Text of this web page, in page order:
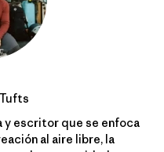
escritor que se enfoca
al aire libre, la